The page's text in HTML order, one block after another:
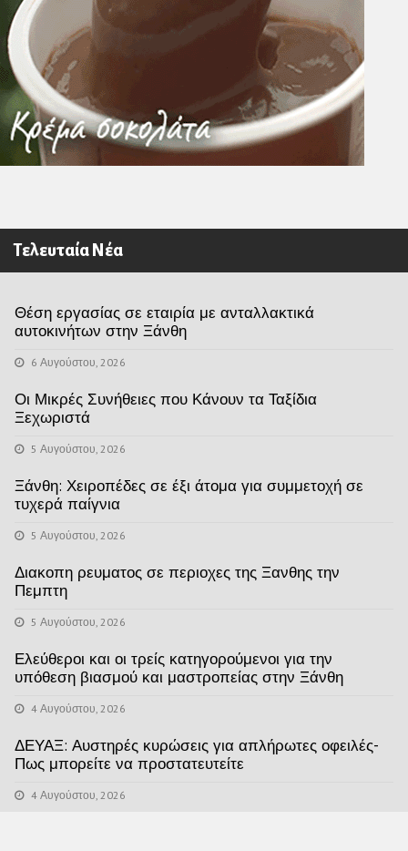
Τελευταία Νέα
Θέση εργασίας σε εταιρία με ανταλλακτικά
αυτοκινήτων στην Ξάνθη
6 Αυγούστου, 2026
Οι Μικρές Συνήθειες που Κάνουν τα Ταξίδια
Ξεχωριστά
5 Αυγούστου, 2026
Ξάνθη: Χειροπέδες σε έξι άτομα για συμμετοχή σε
τυχερά παίγνια
5 Αυγούστου, 2026
Διακοπη ρευματος σε περιοχες της Ξανθης την
Πεμπτη
5 Αυγούστου, 2026
Ελεύθεροι και οι τρείς κατηγορούμενοι για την
υπόθεση βιασμού και μαστροπείας στην Ξάνθη
4 Αυγούστου, 2026
ΔΕΥΑΞ: Αυστηρές κυρώσεις για απλήρωτες οφειλές-
Πως μπορείτε να προστατευτείτε
4 Αυγούστου, 2026